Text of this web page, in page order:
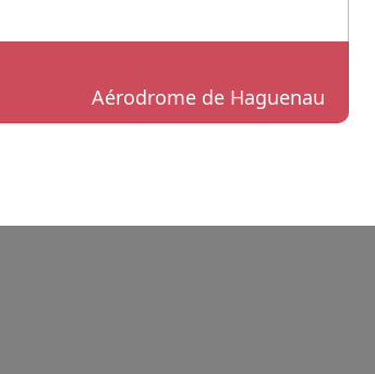
Aérodrome de Haguenau